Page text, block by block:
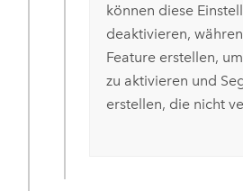
können diese
deaktivieren,
Feature erstellen,
zu aktivieren und
erstellen, die nicht